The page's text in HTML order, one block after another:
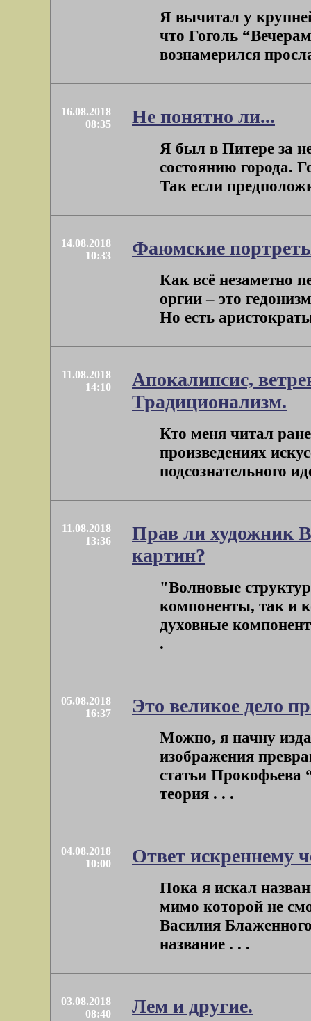
Я вычитал у
что Гоголь
вознамерился
16.08.2018
08:35
Не понятно ли...
Я был в Питере за
состоянию города.
Так если
14.08.2018
10:33
Фаюмские
Как всё незаметно
оргии – это
Но есть
11.08.2018
14:10
Апокалипсис,
Традиционализм.
Кто меня читал
произведениях
подсознательного
11.08.2018
13:36
Прав ли художник
картин?
"Волновые
компоненты, так и
духовные
.
05.08.2018
16:37
Это великое дело
Можно, я начну
изображения
статьи
теория . . .
04.08.2018
10:00
Ответ искреннему
Пока я искал
мимо которой не
Василия
название . . .
03.08.2018
08:40
Лем и другие.